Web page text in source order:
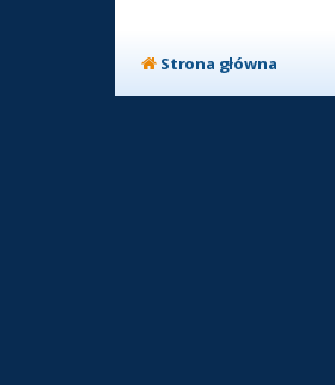
Strona główna